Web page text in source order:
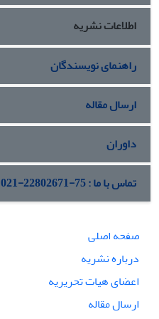
مطرح می‌شود این است که
اتحاد راهبردی باکو و آنکارا
ژئوپلیتیکی، ژئواکونومیکی و
ایران را تهدید می‌کند. در
نیز به‌صورت استفاده از منابع
داده‌های اینترنتی است.
اطلاعات نشریه
راهنمای نویسندگان
ارسال مقاله
داوران
تماس با ما : 75-22802671-021
صفحه اصلی
درباره نشریه
اعضای هیات تحریریه
ارسال مقاله